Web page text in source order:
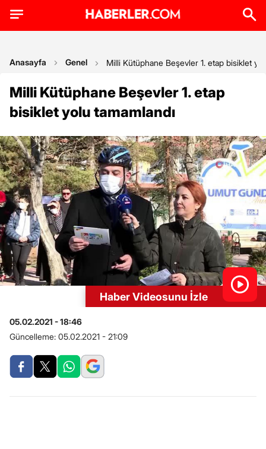
Anasayfa Genel Milli Kütüphane Beşevler 1. etap bisiklet
Milli Kütüphane Beşevler 1. etap
bisiklet yolu tamamlandı
Haber Videosunu İzle
05.02.2021 - 18:46
Güncelleme: 05.02.2021 - 21:09